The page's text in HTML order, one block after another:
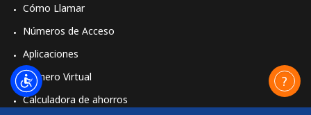
Cómo Llamar
Números de Acceso
Aplicaciones
Número Virtual
Calculadora de ahorros